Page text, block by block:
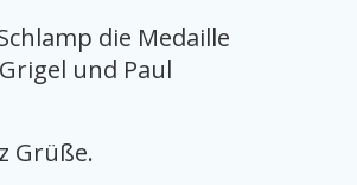
die Medaille
und Paul
Grüße.